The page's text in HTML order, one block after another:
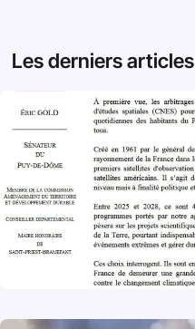
Les derniers articles